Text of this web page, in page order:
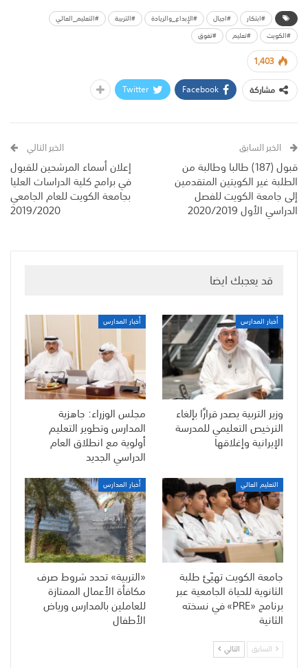
#ابتكار #اجيال #الإبداع_والريادة #التربية
#التعليم_العالي
#الكويت
#تعليم #تفوق
1,403
مشاركة
Facebook
Twitter
الخبر السابق
قبول (187) طالبا وطالبة من
الطلبة غير الكويتين المتقدمين
إلى جامعة الكويت للفصل
الدراسي الأول 2020/2019
الخبر التالي
إعلان أسماء المرشحين للقبول
في برامج كلية الدراسات العليا
بجامعة الكويت للعام الجامعي
2019/2020
قد يعجبك ايضا
أخبار المدارس
وزير التربية يصدر قرارًا بإلغاء
الترخيص التعليمي للمدرسة
الإيرانية وإغلاقها
أخبار المدارس
مجلس الوزراء: جاهزية
المدارس وتطوير التعليم
أولوية مع انطلاق العام
الدراسي الجديد
التعليم العالي
جامعة الكويت تهيّئ طلبة
الثانوية للحياة الجامعية عبر
برنامج «PRE» في نسخته
الثانية
أخبار المدارس
«التربية» تحدد شروط صرف
مكافأة الأعمال الممتازة
للعاملين بالمدارس ورياض
الأطفال
السابق التالي